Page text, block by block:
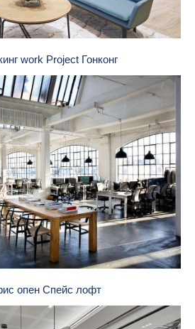
work Project Гонконг
опен Спейс лофт